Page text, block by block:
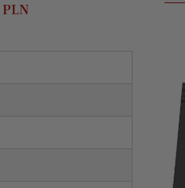
PLN